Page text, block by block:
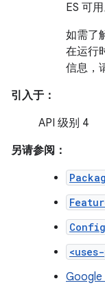
ES 可用
如需了
在运行
信息，
引入于：
API 级别 4
另请参阅：
Google